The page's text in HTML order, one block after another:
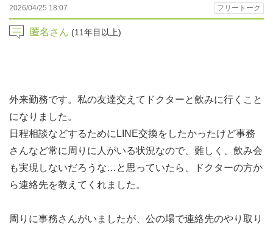
2026/04/25 18:07 フリートーク
匿名さん (11年目以上)
外来勤務です。私の友達交えてドクターと飲みに行くこと
になりました。
日程相談などするためにLINE交換をしたかったけど事務
さんなど常に周りに人がいる状況なので、難しく、飲み会
も実現しないだろうな…と思っていたら、ドクターの方か
ら連絡先を教えてくれました。
周りに事務さんがいましたが、公の場で連絡先のやり取り